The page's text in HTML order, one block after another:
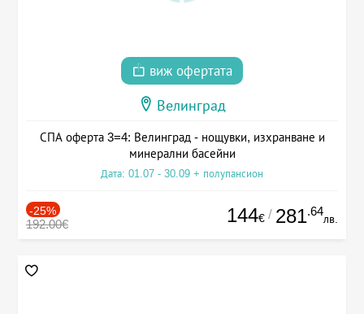
виж офертата
Велинград
СПА оферта 3=4: Велинград - нощувки, изхранване и
минерални басейни
Дата: 01.07 - 30.09 + полупансион
-25%
192.00€ 144€ / 281.64
лв.